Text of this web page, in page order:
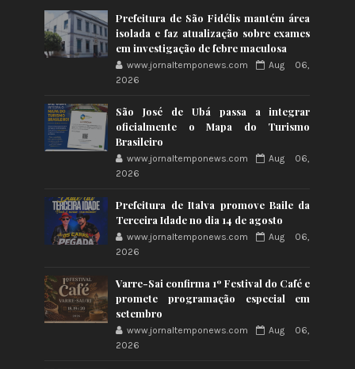
Prefeitura de São Fidélis mantém área
isolada e faz atualização sobre exames
em investigação de febre maculosa
www.jornaltemponews.com
Aug 06,
2026
São José de Ubá passa a integrar
oficialmente o Mapa do Turismo
Brasileiro
www.jornaltemponews.com
Aug 06,
2026
Prefeitura de Italva promove Baile da
Terceira Idade no dia 14 de agosto
www.jornaltemponews.com
Aug 06,
2026
Varre-Sai confirma 1º Festival do Café e
promete programação especial em
setembro
www.jornaltemponews.com
Aug 06,
2026